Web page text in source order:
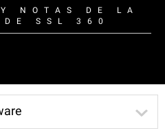
NOTAS DE LA
DE SSL 360